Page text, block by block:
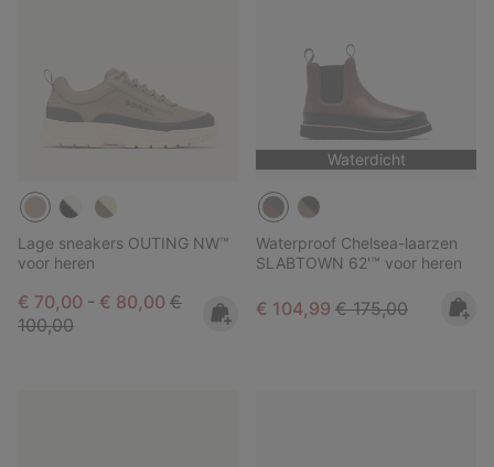
Lage sneakers OUTING NW™
voor heren
Minimum sale price:
€ 70,00 - Maximum sale price:
€ 80,00 Regular price:
€
100,00
Waterdicht
Waterproof Chelsea-laarzen
SLABTOWN 62'™ voor heren
Sale price:
€ 104,99 Regular price:
€ 175,00